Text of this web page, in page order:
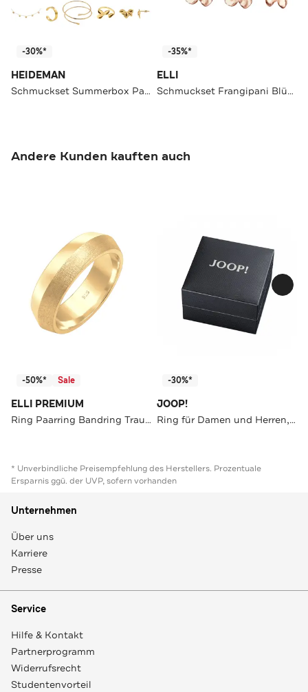
-30%*
HEIDEMAN
Schmuckset Summerbox Paris silberfarben goldfarben
-35%*
ELLI
Schmuckset Frangipani Blüte 925 Sterling Silber Rosegold
Andere Kunden kauften auch
-50%* Sale
ELLI PREMIUM
Ring Paarring Bandring Trauring 925er Silber
-30%*
JOOP!
Ring für Damen und Herren, Unisex, Edelstahl Gold
* Unverbindliche Preisempfehlung des Herstellers. Prozentuale
Ersparnis ggü. der UVP, sofern vorhanden
Unternehmen
Über uns
Karriere
Presse
Service
Hilfe & Kontakt
Partnerprogramm
Widerrufsrecht
Studentenvorteil